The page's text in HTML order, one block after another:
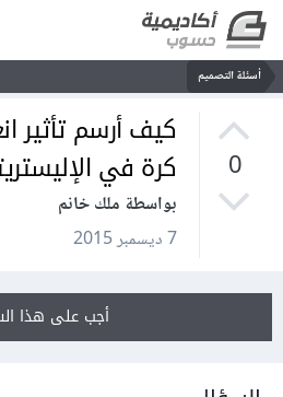
أسئلة التصميم
0
كيف أرسم تأثير
كرة في
بواسطة ملك خانم
7 ديسمبر 2015
أجب على هذا